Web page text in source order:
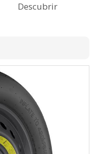
Descubrir